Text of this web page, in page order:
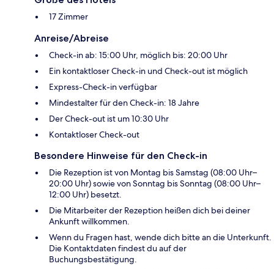
17 Zimmer
Anreise/Abreise
Check-in ab: 15:00 Uhr, möglich bis: 20:00 Uhr
Ein kontaktloser Check-in und Check-out ist möglich
Express-Check-in verfügbar
Mindestalter für den Check-in: 18 Jahre
Der Check-out ist um 10:30 Uhr
Kontaktloser Check-out
Besondere Hinweise für den Check-in
Die Rezeption ist von Montag bis Samstag (08:00 Uhr–
20:00 Uhr) sowie von Sonntag bis Sonntag (08:00 Uhr–
12:00 Uhr) besetzt.
Die Mitarbeiter der Rezeption heißen dich bei deiner
Ankunft willkommen.
Wenn du Fragen hast, wende dich bitte an die Unterkunft.
Die Kontaktdaten findest du auf der
Buchungsbestätigung.